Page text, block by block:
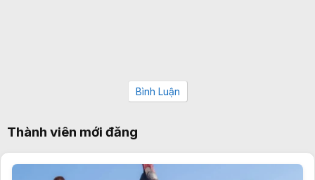
Bình Luận
Thành viên mới đăng